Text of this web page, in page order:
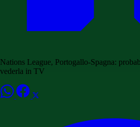
Nations League, Portogallo-Spagna:
vederla in TV